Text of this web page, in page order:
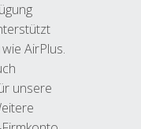
AirPlus.
unsere